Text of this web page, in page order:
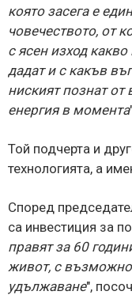
която засега е
човечеството, от
с ясен изход
дадат и с какъв
ниският познат
енергия в момента
Той подчерта и
технологията, а
Според
са инвестиция за
правят за 60
живот, с
удължаване",